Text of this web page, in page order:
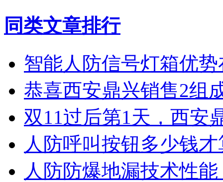
同类文章排行
智能人防信号灯箱优势
恭喜西安鼎兴销售2组
双11过后第1天，西安
人防呼叫按钮多少钱
人防防爆地漏技术性能